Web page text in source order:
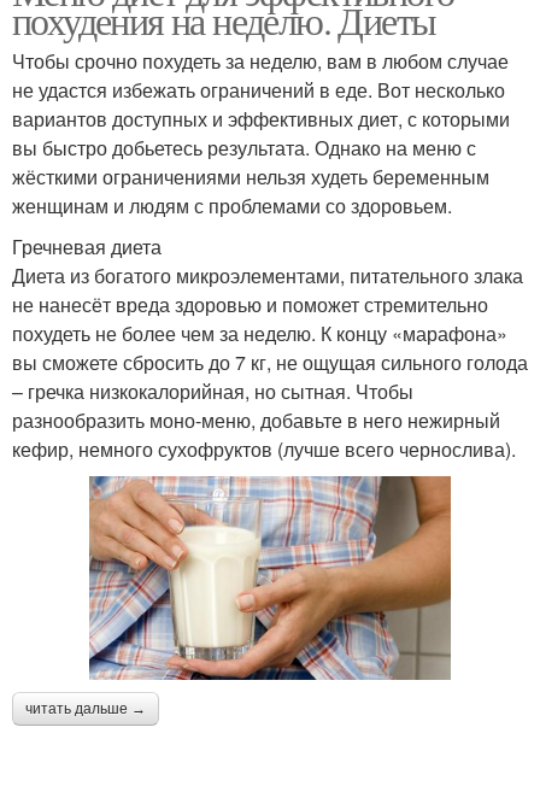
похудения на неделю. Диеты
Чтобы срочно похудеть за неделю, вам в любом случае
не удастся избежать ограничений в еде. Вот несколько
вариантов доступных и эффективных диет, с которыми
вы быстро добьетесь результата. Однако на меню с
жёсткими ограничениями нельзя худеть беременным
женщинам и людям с проблемами со здоровьем.
Гречневая диета
Диета из богатого микроэлементами, питательного злака
не нанесёт вреда здоровью и поможет стремительно
похудеть не более чем за неделю. К концу «марафона»
вы сможете сбросить до 7 кг, не ощущая сильного голода
– гречка низкокалорийная, но сытная. Чтобы
разнообразить моно-меню, добавьте в него нежирный
кефир, немного сухофруктов (лучше всего чернослива).
читать дальше →